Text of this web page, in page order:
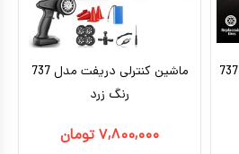
ماشین کنترلی دریفت مدل 737
ماشین کنترلی دریفت مدل 737
رنگ زرد
۷,۸۰۰,۰۰۰ تومان